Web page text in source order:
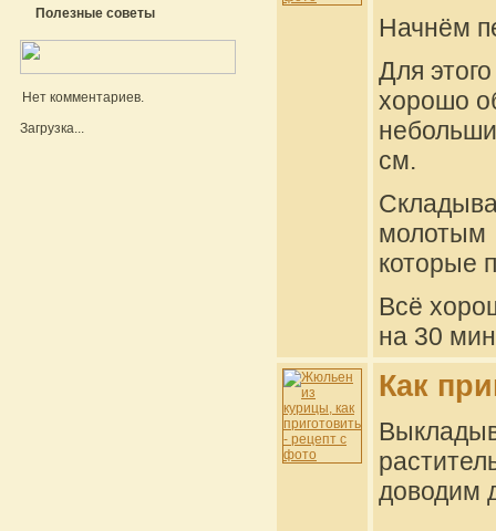
Полезные советы
Нет комментариев.
Загрузка...
Начнём
Для
хорошо
см.
молотым
которые
Всё
на 30
Как
доводим